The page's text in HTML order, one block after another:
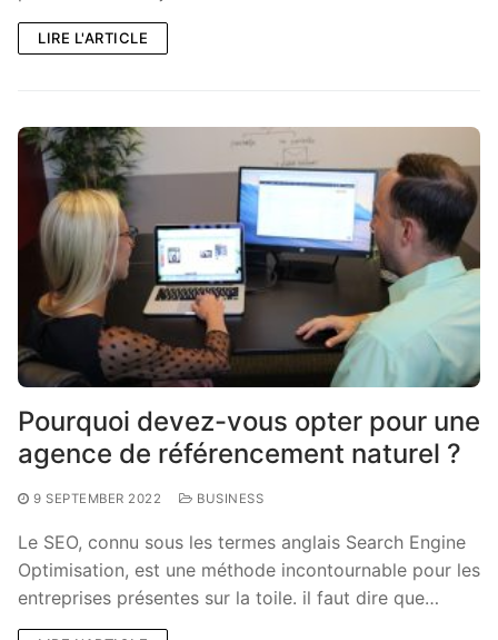
LIRE L'ARTICLE
Pourquoi devez-vous opter pour une
agence de référencement naturel ?
9 SEPTEMBER 2022 BUSINESS
Le SEO, connu sous les termes anglais Search Engine
Optimisation, est une méthode incontournable pour les
entreprises présentes sur la toile. il faut dire que…